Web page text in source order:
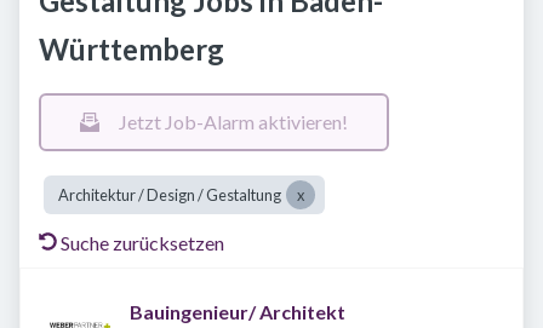
Württemberg
Jetzt Job-Alarm aktivieren!
Architektur / Design / Gestaltung
Suche zurücksetzen
Bauingenieur/ Architekt